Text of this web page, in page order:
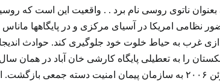
بعنوان ناتوی روسی نام برد . . واقعیت این است که
نظامی امریکا در آسیای مرکزی و در پایگاهها
را به تعطیلی پایگاه کارشی خان آباد در همان
ژوئن ۲۰۰۶ به سازمان پیمان امنیت دسته جمعی